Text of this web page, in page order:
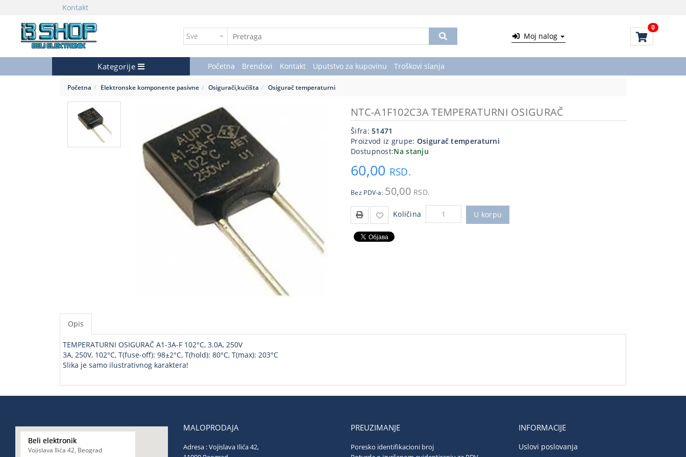
Kontakt
Moj nalog
0
Kategorije Početna Brendovi Kontakt Uputstvo za kupovinu Troškovi slanja
Početna Elektronske komponente pasivne Osigurači,kućišta Osigurač temperaturni
NTC-A1F102C3A TEMPERATURNI OSIGURAČ
Šifra:51471
Proizvod iz grupe: Osigurač temperaturni
Dostupnost:Na stanju
60,00 RSD.
Bez PDV-a: 50,00 RSD.
Količina U korpu
Opis
TEMPERATURNI OSIGURAČ A1-3A-F 102°C, 3.0A, 250V
3A, 250V, 102°C, T(fuse-off): 98±2°C, T(hold): 80°C, T(max): 203°C
Slika je samo ilustrativnog karaktera!
Beli elektronik
Vojislava Ilića 42, Beograd
MALOPRODAJA
Adresa : Vojislava Ilića 42,
PREUZIMANJE
Poresko identifikacioni broj
INFORMACIJE
Uslovi poslovanja